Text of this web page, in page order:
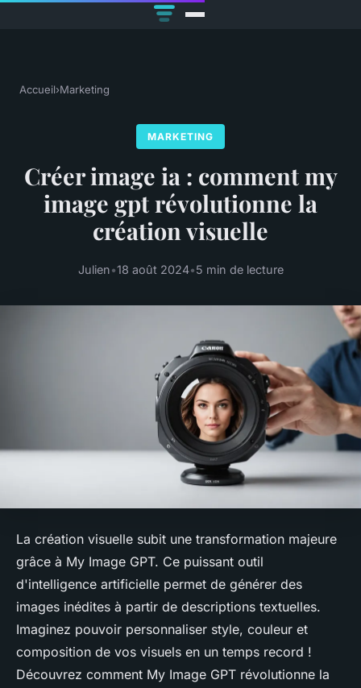
Accueil›Marketing
MARKETING
Créer image ia : comment my
image gpt révolutionne la
création visuelle
Julien•18 août 2024•5 min de lecture
La création visuelle subit une transformation majeure
grâce à My Image GPT. Ce puissant outil
d'intelligence artificielle permet de générer des
images inédites à partir de descriptions textuelles.
Imaginez pouvoir personnaliser style, couleur et
composition de vos visuels en un temps record !
Découvrez comment My Image GPT révolutionne la